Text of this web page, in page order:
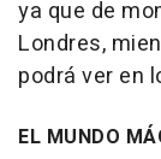
ya que de
Londres,
podrá ver en
EL MUNDO